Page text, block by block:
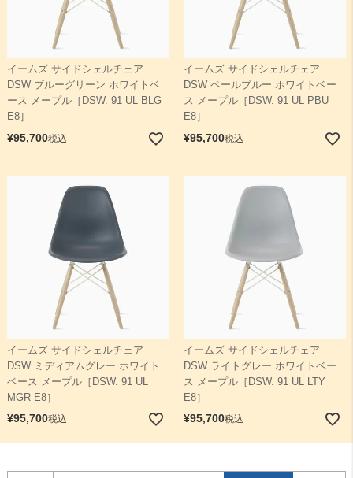
イームズ サイドシェルチェア
DSW ブルーグリーン ホワイトベ
ース メープル［DSW. 91 UL BLG
E8］
¥95,700税込
イームズ サイドシェルチェア
DSW ペールブルー ホワイトベー
ス メープル［DSW. 91 UL PBU
E8］
¥95,700税込
イームズ サイドシェルチェア
DSW ミディアムグレー ホワイト
ベース メープル［DSW. 91 UL
MGR E8］
¥95,700税込
イームズ サイドシェルチェア
DSW ライトグレー ホワイトベー
ス メープル［DSW. 91 UL LTY
E8］
¥95,700税込